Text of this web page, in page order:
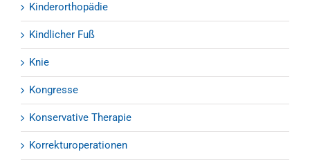
Kinderorthopädie
Kindlicher Fuß
Knie
Kongresse
Konservative Therapie
Korrekturoperationen